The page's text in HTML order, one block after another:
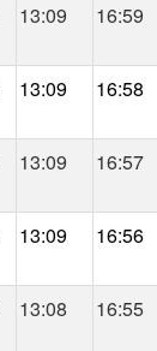
13:09 16:59
13:09 16:58
13:09 16:57
13:09 16:56
13:08 16:55